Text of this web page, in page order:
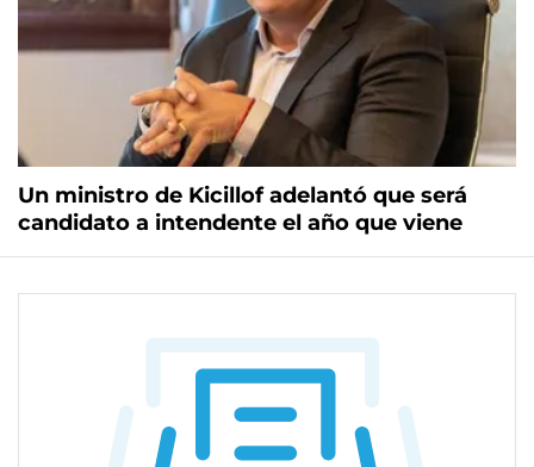
Un ministro de Kicillof adelantó que será
candidato a intendente el año que viene